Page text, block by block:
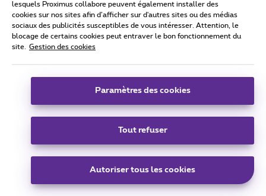
qui rame" et ce, 4 fois d'affilées; ne voyant aucune
amélioration, j'ai redémarré l'installation pour recevoir la
mention "il n'y a pas de connexion Internet ". Redémarrage
de l'installation : là, le message d'erreur était plutôt :
l'ethernet allumée sur le modem internet).
même!), comme par magie, sans que je n'intervienne : tout
le pompon ! Vous conviendrez avec moi que plus d'1 heure
même très très long
lesquels Proximus collabore peuvent également installer des
cookies sur nos sites afin d’afficher sur d'autres sites ou des médias
sociaux des publicités susceptibles de vous intéresser. Attention, le
blocage de certains cookies peut entraver le bon fonctionnement du
site.
Gestion des cookies
Paramètres des cookies
Tout refuser
Autoriser tous les cookies